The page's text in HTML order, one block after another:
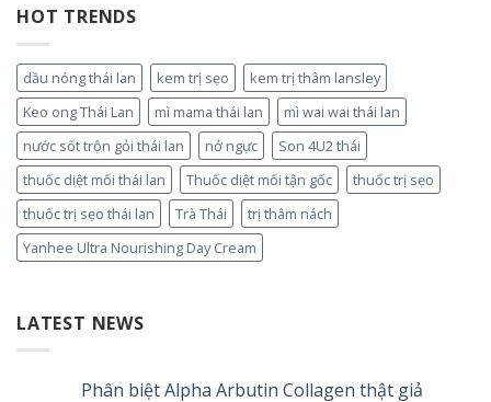
HOT TRENDS
dầu nóng thái lan kem trị sẹo
kem trị thâm lansley
Keo ong Thái Lan
mì mama thái lan
mì wai wai thái lan
nước sốt trộn gỏi thái lan
nở ngực
Son 4U2 thái
thuốc diệt mối thái lan
Thuốc diệt mối tận gốc
thuốc trị sẹo
thuốc trị sẹo thái lan
Trà Thái
trị thâm nách
Yanhee Ultra Nourishing Day Cream
LATEST NEWS
Phân biệt Alpha Arbutin Collagen thật giả